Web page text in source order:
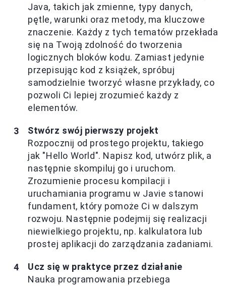
Java, takich jak zmienne, typy danych,
pętle, warunki oraz metody, ma kluczowe
znaczenie. Każdy z tych tematów przekłada
się na Twoją zdolność do tworzenia
logicznych bloków kodu. Zamiast jedynie
przepisując kod z książek, spróbuj
samodzielnie tworzyć własne przykłady, co
pozwoli Ci lepiej zrozumieć każdy z
elementów.
Stwórz swój pierwszy projekt
Rozpocznij od prostego projektu, takiego
jak "Hello World". Napisz kod, utwórz plik, a
następnie skompiluj go i uruchom.
Zrozumienie procesu kompilacji i
uruchamiania programu w Javie stanowi
fundament, który pomoże Ci w dalszym
rozwoju. Następnie podejmij się realizacji
niewielkiego projektu, np. kalkulatora lub
prostej aplikacji do zarządzania zadaniami.
Ucz się w praktyce przez działanie
Nauka programowania przebiega